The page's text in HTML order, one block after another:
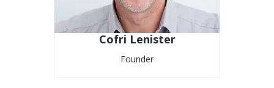
Cofri Lenister
Founder